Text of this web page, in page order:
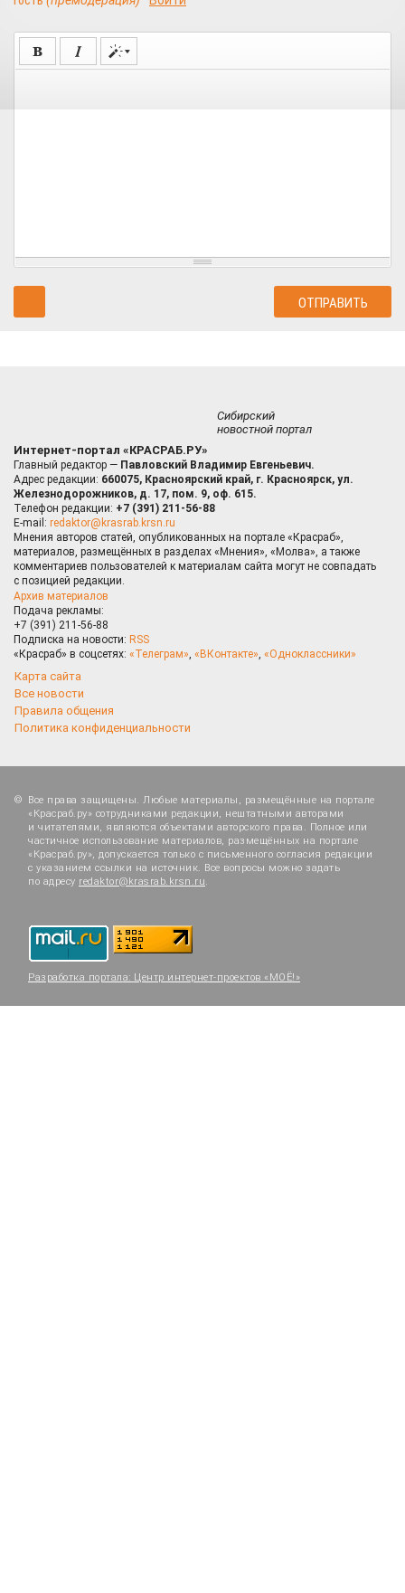
Сибирский
новостной портал
Интернет-портал «КРАСРАБ.РУ»
Главный редактор — Павловский Владимир Евгеньевич.
Адрес редакции: 660075, Красноярский край, г. Красноярск, ул.
Железнодорожников, д. 17, пом. 9, оф. 615.
Телефон редакции: +7 (391) 211-56-88
E-mail: redaktor@krasrab.krsn.ru
Мнения авторов статей, опубликованных на портале «Красраб»,
материалов, размещённых в разделах «Мнения», «Молва», а также
комментариев пользователей к материалам сайта могут не совпадать
с позицией редакции.
Архив материалов
Подача рекламы:
+7 (391) 211-56-88
Подписка на новости: RSS
«Красраб» в соцсетях: «Телеграм», «ВКонтакте», «Одноклассники»
Карта сайта
Все новости
Правила общения
Политика конфиденциальности
Все права защищены. Любые материалы, размещённые на портале
«Красраб.ру» сотрудниками редакции, нештатными авторами
и читателями, являются объектами авторского права. Полное или
частичное использование материалов, размещённых на портале
«Красраб.ру», допускается только с письменного согласия редакции
с указанием ссылки на источник. Все вопросы можно задать
по адресу redaktor@krasrab.krsn.ru.
Разработка портала: Центр интернет-проектов «МОЁ!»